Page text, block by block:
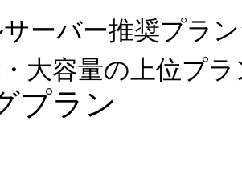
サーバー推奨プラ
大容量の上位プラ
プラン